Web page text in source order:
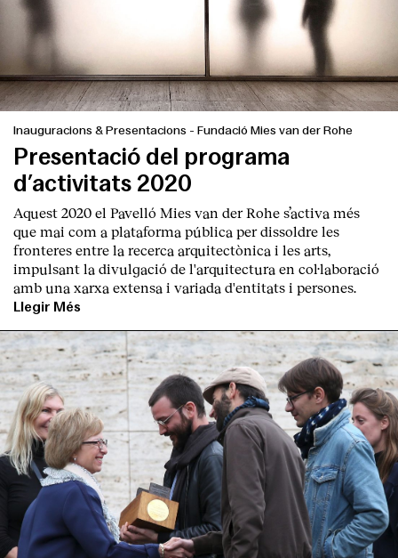
Inauguracions & Presentacions - Fundació Mies van der Rohe
Presentació del programa
d’activitats 2020
Aquest 2020 el Pavelló Mies van der Rohe s’activa més
que mai com a plataforma pública per dissoldre les
fronteres entre la recerca arquitectònica i les arts,
impulsant la divulgació de l'arquitectura en col·laboració
amb una xarxa extensa i variada d'entitats i persones.
Llegir Més